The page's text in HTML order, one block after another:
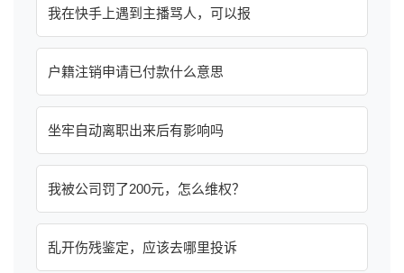
我在快手上遇到主播骂人，可以报
户籍注销申请已付款什么意思
坐牢自动离职出来后有影响吗
我被公司罚了200元，怎么维权？
乱开伤残鉴定，应该去哪里投诉